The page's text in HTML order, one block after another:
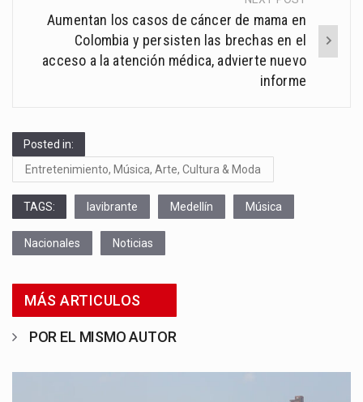
Aumentan los casos de cáncer de mama en
Colombia y persisten las brechas en el
acceso a la atención médica, advierte nuevo
informe
Posted in:
Entretenimiento, Música, Arte, Cultura & Moda
TAGS: lavibrante Medellín Música
Nacionales Noticias
MÁS ARTICULOS
POR EL MISMO AUTOR